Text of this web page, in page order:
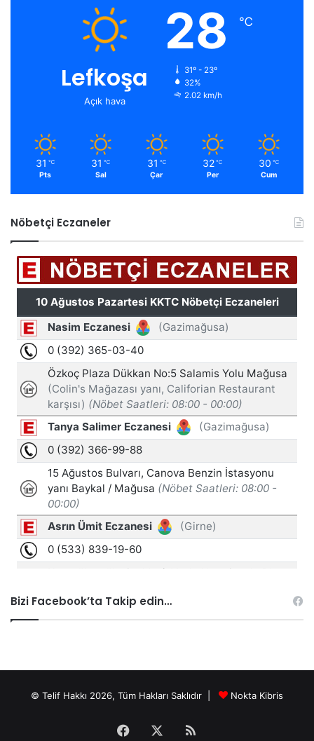
Lefkoşa
Açık hava
28 ℃
31º - 23º
32%
2.02 km/h
31 ℃
Pts
31 ℃
Sal
31 ℃
Çar
32 ℃
Per
30 ℃
Cum
Nöbetçi Eczaneler
Bizi Facebook’ta Takip edin…
© Telif Hakkı 2026, Tüm Hakları Saklıdır | Nokta Kibris
Facebook